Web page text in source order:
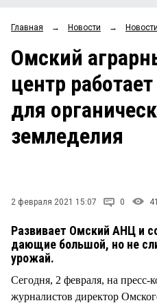
ОБЩЕСТВО
ЗАКОН
НОВОСТИ КОМПАНИЙ
Главная → Новости →
Омский
центр
для
земледелия
2 февраля 2021 15:07 0
Развивает Омский АНЦ и
дающие большой, но не
урожай.
Сегодня, 2 февраля, на
журналистов директор